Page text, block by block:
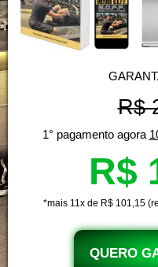
R$
1° pagamento agora
R$
*mais 11x de R$ 101,15
QUERO